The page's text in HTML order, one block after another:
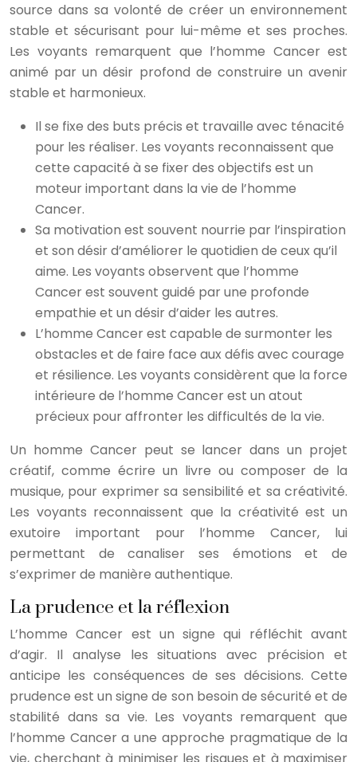
source dans sa volonté de créer un environnement
stable et sécurisant pour lui-même et ses proches.
Les voyants remarquent que l’homme Cancer est
animé par un désir profond de construire un avenir
stable et harmonieux.
Il se fixe des buts précis et travaille avec ténacité
pour les réaliser. Les voyants reconnaissent que
cette capacité à se fixer des objectifs est un
moteur important dans la vie de l’homme
Cancer.
Sa motivation est souvent nourrie par l’inspiration
et son désir d’améliorer le quotidien de ceux qu’il
aime. Les voyants observent que l’homme
Cancer est souvent guidé par une profonde
empathie et un désir d’aider les autres.
L’homme Cancer est capable de surmonter les
obstacles et de faire face aux défis avec courage
et résilience. Les voyants considèrent que la force
intérieure de l’homme Cancer est un atout
précieux pour affronter les difficultés de la vie.
Un homme Cancer peut se lancer dans un projet
créatif, comme écrire un livre ou composer de la
musique, pour exprimer sa sensibilité et sa créativité.
Les voyants reconnaissent que la créativité est un
exutoire important pour l’homme Cancer, lui
permettant de canaliser ses émotions et de
s’exprimer de manière authentique.
La prudence et la réflexion
L’homme Cancer est un signe qui réfléchit avant
d’agir. Il analyse les situations avec précision et
anticipe les conséquences de ses décisions. Cette
prudence est un signe de son besoin de sécurité et de
stabilité dans sa vie. Les voyants remarquent que
l’homme Cancer a une approche pragmatique de la